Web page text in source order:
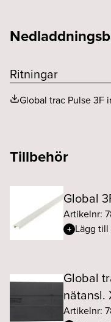
Längd (mm)
Ritningar
Global trac Pulse 3F
Tillbehör
Global
Artikelnr:
Lägg
Global
nätansl.
Artikelnr: